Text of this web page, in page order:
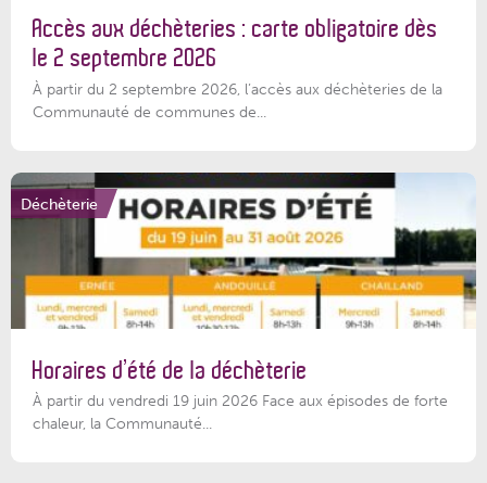
Accès aux déchèteries : carte obligatoire dès
le 2 septembre 2026
À partir du 2 septembre 2026, l’accès aux déchèteries de la
Communauté de communes de...
Déchèterie
Horaires d’été de la déchèterie
À partir du vendredi 19 juin 2026 Face aux épisodes de forte
chaleur, la Communauté...